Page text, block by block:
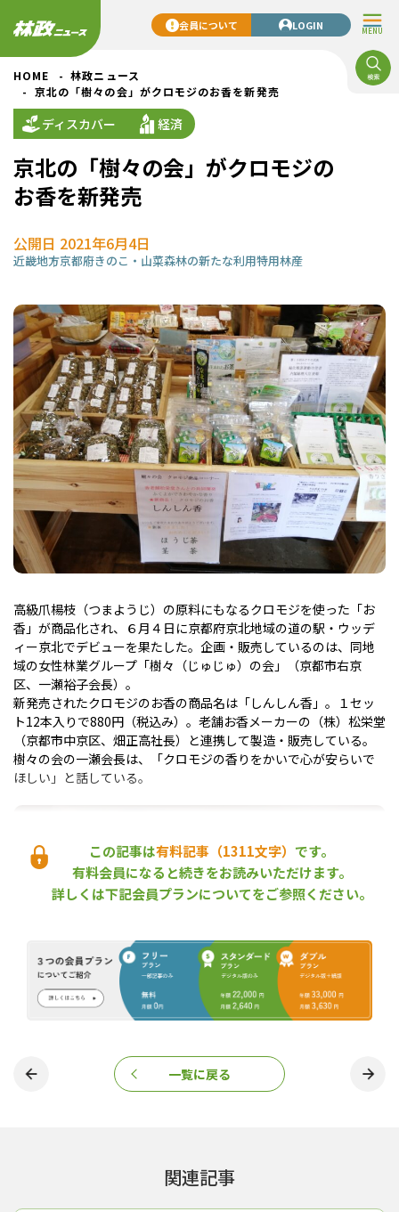
MENU
会員について LOGIN
HOME
林政ニュース
京北の「樹々の会」がクロモジのお香を新発売
ディスカバー 経済
京北の「樹々の会」がクロモジの
お香を新発売
公開日 2021年6月4日
近畿地方京都府きのこ・山菜森林の新たな利用特用林産
高級爪楊枝（つまようじ）の原料にもなるクロモジを使った「お
香」が商品化され、６月４日に京都府京北地域の道の駅・ウッデ
ィー京北でデビューを果たした。企画・販売しているのは、同地
域の女性林業グループ「樹々（じゅじゅ）の会」（京都市右京
区、一瀬裕子会長）。
新発売されたクロモジのお香の商品名は「しんしん香」。１セッ
ト12本入りで880円（税込み）。老舗お香メーカーの（株）松栄堂
（京都市中京区、畑正高社長）と連携して製造・販売している。
樹々の会の一瀬会長は、「クロモジの香りをかいで心が安らいで
ほしい」と話している。
しんしん香
老舗メーカーとコラボレーションし、商品群が拡充
心）」シリーズを展開しており、ティーバッグ、のど飴、入浴剤、
パウダー、ほうじ茶、茎茶、干しおかきを、ウッディー京北でい
この記事は有料記事（1311文字） です。
有料会員になると続きをお読みいただけます。
詳しくは下記会員プランについてをご参照ください。
一覧に戻る
関連記事